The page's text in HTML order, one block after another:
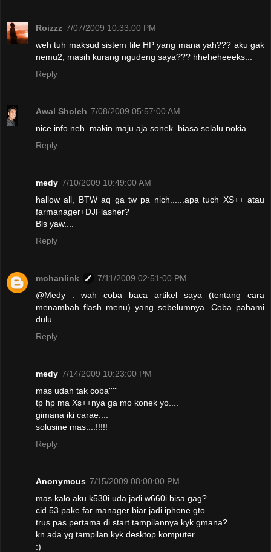
Roizzz 7/07/2009 10:33:00 PM
weh tuh maksud sistem file HP yang mana yah??? aku gak
nemu2, masih kurang ngudeng saya??? hheheheeeks...
Reply
Awal Sholeh 7/08/2009 05:57:00 AM
nice info neh. makin maju aja sonek. biasa selalu nokia
Reply
medy 7/10/2009 10:49:00 AM
hallow all, BTW aq ga tw pa nich......apa tuch XS++ atau
farmanager+DJFlasher?
Bls yaw....
Reply
mohanlink
7/11/2009 02:51:00 PM
@Medy : wah coba baca artikel saya (tentang cara
menambah flash menu) yang sebelumnya. Coba pahami
dulu.
Reply
medy 7/14/2009 10:23:00 PM
mas udah tak coba'''''
tp hp ma Xs++nya ga mo konek yo....
gimana iki carae....
solusine mas....!!!!!
Reply
Anonymous 7/15/2009 08:00:00 PM
mas kalo aku k530i uda jadi w660i bisa gag?
cid 53 pake far manager biar jadi iphone gto....
trus pas pertama di start tampilannya kyk gmana?
kn ada yg tampilan kyk desktop komputer....
:)